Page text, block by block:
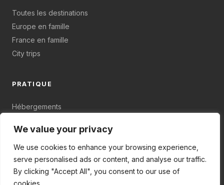
We value your privacy
We use cookies to enhance your browsing experience,
serve personalised ads or content, and analyse our traffic.
By clicking "Accept All", you consent to our use of
cookies.
Toutes les destinations
Europe en famille
France en famille
City trips
PRATIQUE
Hébergements
Plan du site